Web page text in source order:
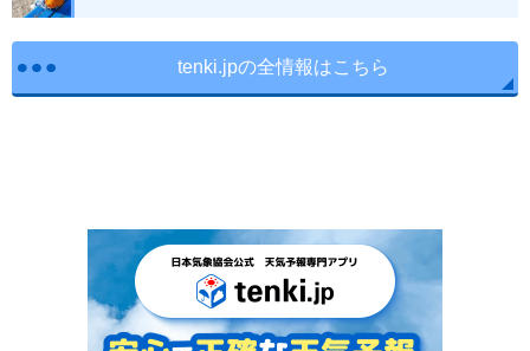
tenki.jpの全情報はこちら